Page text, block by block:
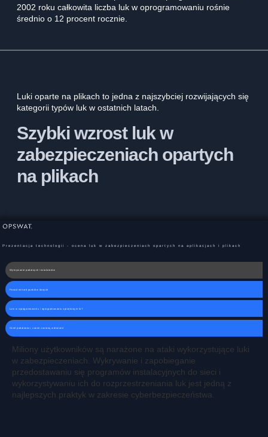
2002 roku całkowita liczba luk w oprogramowaniu rośnie
średnio o 12 procent rocznie.
Szybki wzrost luk w
zabezpieczeniach opartych
na plikach
Luki oparte na plikach to jedna z najszybciej rozwijających się
kategorii typów luk w ostatnich latach.
Prezentacja technologii - ocena luk w zabezpieczeniach opartych na aplikacjach i plikach
Wykrywanie podatnych instalatorów
Ponad miliard punktów danych
Luki w oprogramowaniu i oprogramowaniu sprzętowym IoT
Oceń podatności, zanim zostaną wdrożone
Miliony użytkowników są narażone na ataki wykorzystujące luki
w zabezpieczeniach. Wykrywanie i zapobieganie
przedostawaniu się programów instalacyjnych do sieci i
wykorzystywaniu ich do rozprzestrzeniania luk jest jedną z
najlepszych praktyk w zakresie cyberbezpieczeństwa.